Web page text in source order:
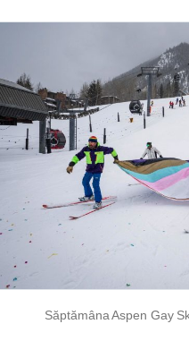
Săptămâna Aspen Gay